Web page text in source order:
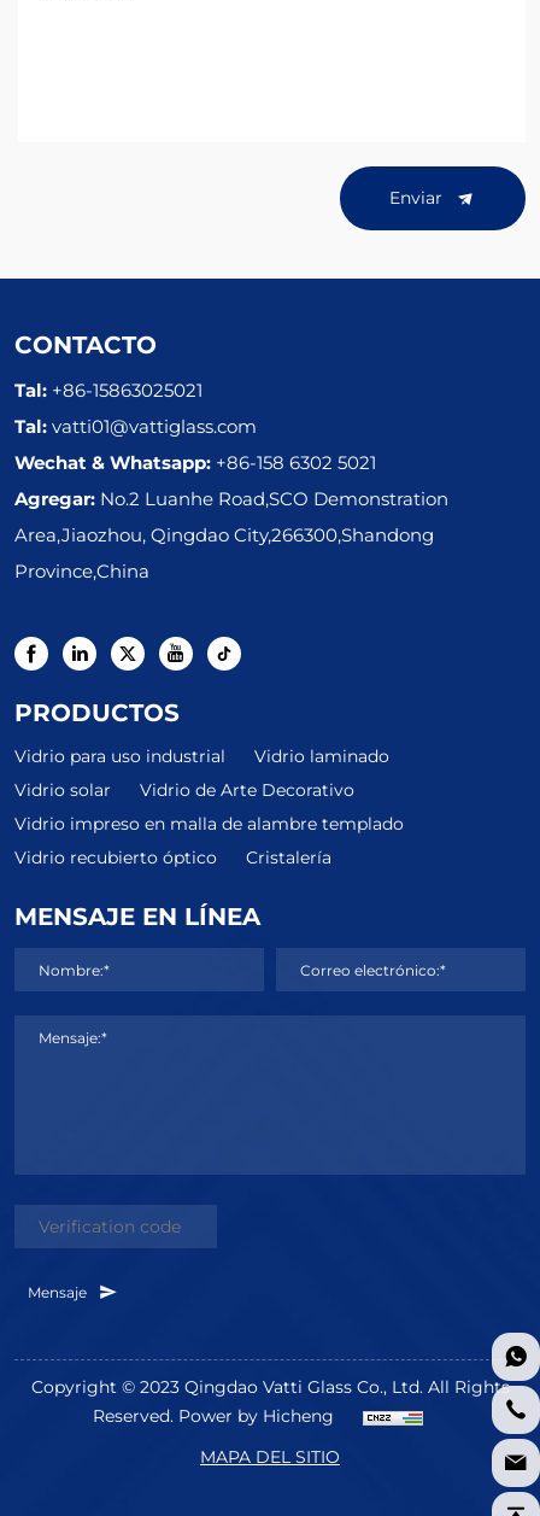
Enviar
CONTACTO
Tal: +86-15863025021
Tal: vatti01@vattiglass.com
Wechat & Whatsapp: +86-158 6302 5021
Agregar: No.2 Luanhe Road,SCO Demonstration
Area,Jiaozhou, Qingdao City,266300,Shandong
Province,China
PRODUCTOS
Vidrio para uso industrial
Vidrio laminado
Vidrio solar
Vidrio de Arte Decorativo
Vidrio impreso en malla de alambre templado
Vidrio recubierto óptico
Cristalería
MENSAJE EN LÍNEA
Nombre:* Correo electrónico:*
Mensaje:*
Mensaje
Copyright © 2023 Qingdao Vatti Glass Co., Ltd. All Rights
Reserved. Power by Hicheng
MAPA DEL SITIO